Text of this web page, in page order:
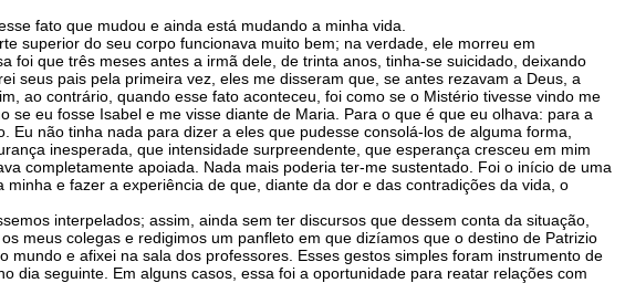
fato que mudou e ainda está mudando a minha vida.
superior do seu corpo funcionava muito bem; na verdade, ele morreu em
que três meses antes a irmã dele, de trinta anos, tinha-se suicidado, deixando
seus pais pela primeira vez, eles me disseram que, se antes rezavam a Deus, a
ao contrário, quando esse fato aconteceu, foi como se o Mistério tivesse vindo me
eu fosse Isabel e me visse diante de Maria. Para o que é que eu olhava: para a
não tinha nada para dizer a eles que pudesse consolá-los de alguma forma,
inesperada, que intensidade surpreendente, que esperança cresceu em mim
completamente apoiada. Nada mais poderia ter-me sustentado. Foi o início de uma
e fazer a experiência de que, diante da dor e das contradições da vida, o
interpelados; assim, ainda sem ter discursos que dessem conta da situação,
meus colegas e redigimos um panfleto em que dizíamos que o destino de Patrizio
e afixei na sala dos professores. Esses gestos simples foram instrumento de
dia seguinte. Em alguns casos, essa foi a oportunidade para reatar relações com